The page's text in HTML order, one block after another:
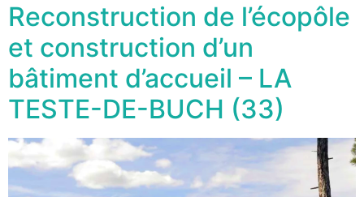
Reconstruction de l’écopôle
et construction d’un
bâtiment d’accueil – LA
TESTE-DE-BUCH (33)